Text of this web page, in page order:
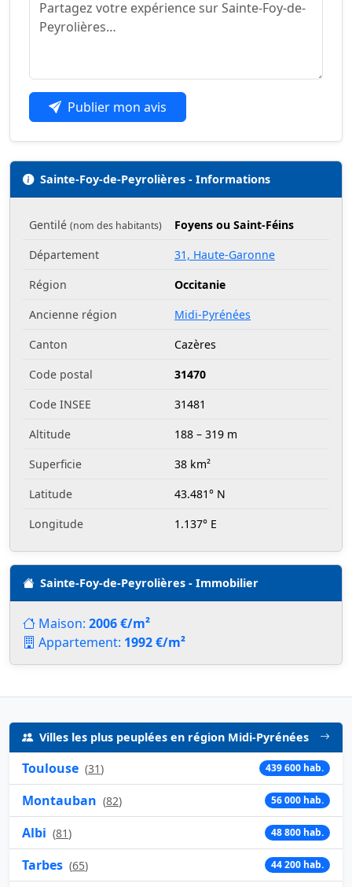
Publier mon avis
Sainte-Foy-de-Peyrolières - Informations
Gentilé (nom des habitants)
Foyens ou Saint-Féins
Département
31, Haute-Garonne
Région
Occitanie
Ancienne région
Midi-Pyrénées
Canton
Cazères
Code postal
31470
Code INSEE
31481
Altitude
188 – 319 m
Superficie
38 km²
Latitude
43.481° N
Longitude
1.137° E
Sainte-Foy-de-Peyrolières - Immobilier
Maison: 2006 €/m²
Appartement: 1992 €/m²
Villes les plus peuplées en région Midi-Pyrénées
Toulouse (31) 439 600 hab.
Montauban (82) 56 000 hab.
Albi (81) 48 800 hab.
Tarbes (65) 44 200 hab.